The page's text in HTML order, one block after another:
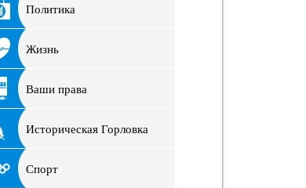
Политика
Жизнь
Ваши права
Историческая Горловка
Спорт